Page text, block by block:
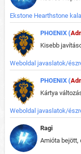
Ekstone Hearthstone
PHOENIX (
Kisebb
Weboldal javaslatok/
PHOENIX (
Weboldal javaslatok/
Ragi